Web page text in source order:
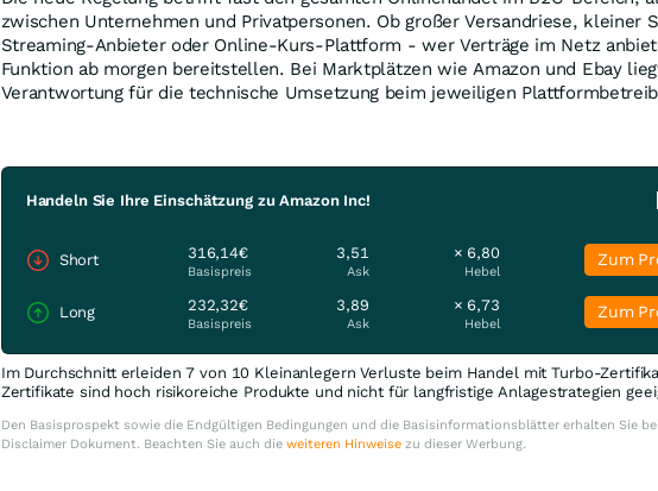
zwischen Unternehmen und Privatpersonen. Ob großer Versandriese, kleiner
Streaming-Anbieter oder Online-Kurs-Plattform - wer Verträge im Netz
Funktion ab morgen bereitstellen. Bei Marktplätzen wie Amazon und Ebay
Verantwortung für die technische Umsetzung beim jeweiligen
Handeln Sie Ihre Einschätzung zu Amazon Inc!
Short 316,14€
Basispreis
3,51
Ask
× 6,80
Hebel
Zum
Long 232,32€
Basispreis
3,89
Ask
× 6,73
Hebel
Zum
Im Durchschnitt erleiden 7 von 10 Kleinanlegern Verluste beim Handel mit Turbo-
Zertifikate sind hoch risikoreiche Produkte und nicht für langfristige Anlagestrategien
Den Basisprospekt sowie die Endgültigen Bedingungen und die Basisinformationsblätter erhalten Sie
Disclaimer Dokument. Beachten Sie auch die weiteren Hinweisezu dieser Werbung.